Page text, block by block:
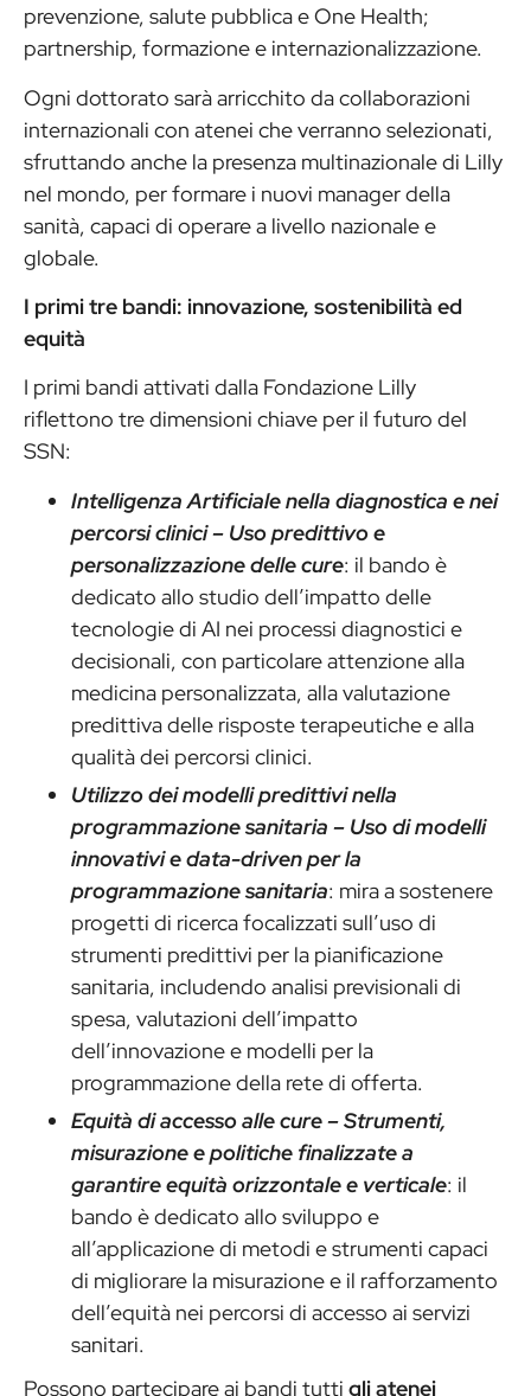
prevenzione, salute pubblica e One Health;
partnership, formazione e internazionalizzazione.
Ogni dottorato sarà arricchito da collaborazioni
internazionali con atenei che verranno selezionati,
sfruttando anche la presenza multinazionale di Lilly
nel mondo, per formare i nuovi manager della
sanità, capaci di operare a livello nazionale e
globale.
I primi tre bandi: innovazione, sostenibilità ed
equità
I primi bandi attivati dalla Fondazione Lilly
riflettono tre dimensioni chiave per il futuro del
SSN:
Intelligenza Artificiale nella diagnostica e nei
percorsi clinici – Uso predittivo e
personalizzazione delle cure: il bando è
dedicato allo studio dell’impatto delle
tecnologie di AI nei processi diagnostici e
decisionali, con particolare attenzione alla
medicina personalizzata, alla valutazione
predittiva delle risposte terapeutiche e alla
qualità dei percorsi clinici.
Utilizzo dei modelli predittivi nella
programmazione sanitaria – Uso di modelli
innovativi e data-driven per la
programmazione sanitaria: mira a sostenere
progetti di ricerca focalizzati sull’uso di
strumenti predittivi per la pianificazione
sanitaria, includendo analisi previsionali di
spesa, valutazioni dell’impatto
dell’innovazione e modelli per la
programmazione della rete di offerta.
Equità di accesso alle cure – Strumenti,
misurazione e politiche finalizzate a
garantire equità orizzontale e verticale: il
bando è dedicato allo sviluppo e
all’applicazione di metodi e strumenti capaci
di migliorare la misurazione e il rafforzamento
dell’equità nei percorsi di accesso ai servizi
sanitari.
Possono partecipare ai bandi tutti gli atenei